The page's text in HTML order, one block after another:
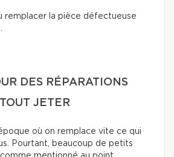
remplacer la pièce défectueuse
DES RÉPARATIONS
JETER
où on remplace vite ce qui
Pourtant, beaucoup de petits